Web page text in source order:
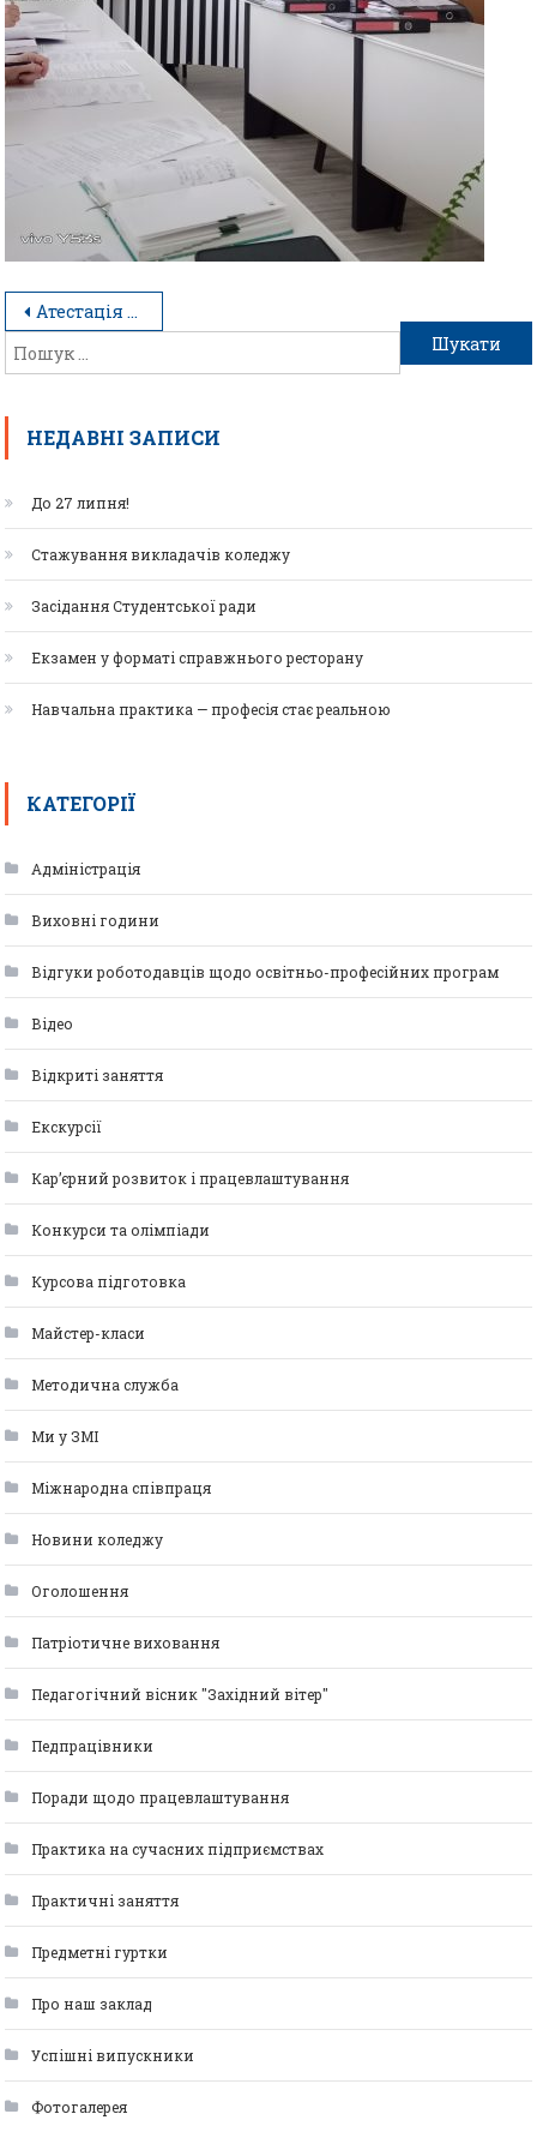
Атестація педагогічних працівників
НЕДАВНІ ЗАПИСИ
До 27 липня!
Стажування викладачів коледжу
Засідання Студентської ради
Екзамен у форматі справжнього ресторану
Навчальна практика — професія стає реальною
КАТЕГОРІЇ
Адміністрація
Виховні години
Відгуки роботодавців щодо освітньо-професійних програм
Відео
Відкриті заняття
Екскурсії
Кар’єрний розвиток і працевлаштування
Конкурси та олімпіади
Курсова підготовка
Майстер-класи
Методична служба
Ми у ЗМІ
Міжнародна співпраця
Новини коледжу
Оголошення
Патріотичне виховання
Педагогічний вісник "Західний вітер"
Педпрацівники
Поради щодо працевлаштування
Практика на сучасних підприємствах
Практичні заняття
Предметні гуртки
Про наш заклад
Успішні випускники
Фотогалерея